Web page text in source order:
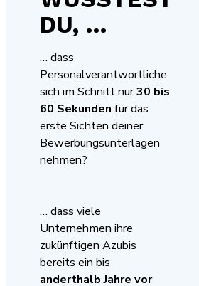
DU, …
… dass
Personalverantwortliche
sich im Schnitt nur30 bis
60 Sekunden für das
erste Sichten deiner
Bewerbungsunterlagen
nehmen?
… dass viele
Unternehmen ihre
zukünftigen Azubis
bereits ein bis
anderthalb Jahre vor